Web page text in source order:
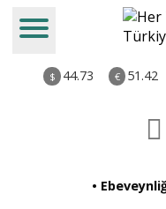
$ 44.73 € 51.42
•